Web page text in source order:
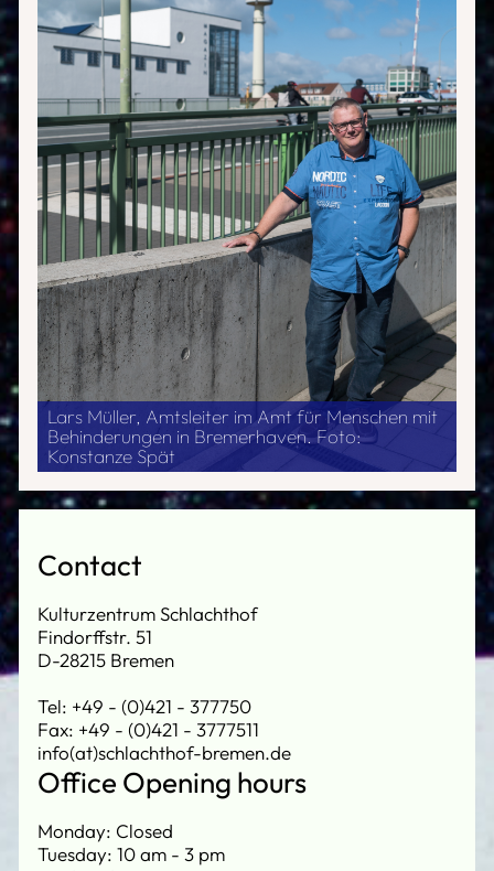
Lars Müller, Amtsleiter im Amt für Menschen mit
Behinderungen in Bremerhaven. Foto:
Konstanze Spät
Contact
Kulturzentrum Schlachthof
Findorffstr. 51
D-28215 Bremen
Tel: +49 - (0)421 - 377750
Fax: +49 - (0)421 - 3777511
info(at)schlachthof-bremen.de
Office Opening hours
Monday: Closed
Tuesday: 10 am - 3 pm